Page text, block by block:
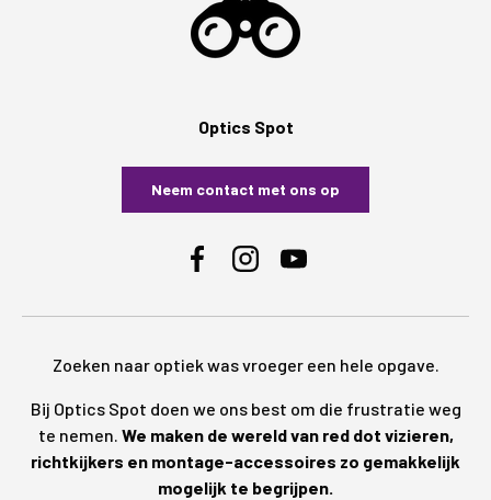
Optics Spot
Neem contact met ons op
FacebookInstagramYouTube
Zoeken naar optiek was vroeger een hele opgave.
Bij Optics Spot doen we ons best om die frustratie weg
te nemen. We maken de wereld van red dot vizieren,
richtkijkers en montage-accessoires zo gemakkelijk
mogelijk te begrijpen.